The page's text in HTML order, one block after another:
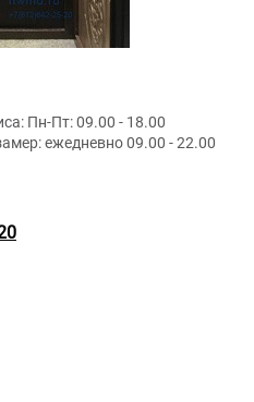
Пн-Пт: 09.00 - 18.00
ежедневно 09.00 - 22.00